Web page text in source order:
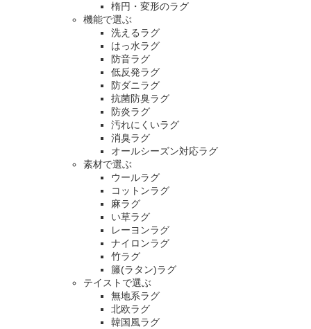
楕円・変形のラグ
機能で選ぶ
洗えるラグ
はっ水ラグ
防音ラグ
低反発ラグ
防ダニラグ
抗菌防臭ラグ
防炎ラグ
汚れにくいラグ
消臭ラグ
オールシーズン対応ラグ
素材で選ぶ
ウールラグ
コットンラグ
麻ラグ
い草ラグ
レーヨンラグ
ナイロンラグ
竹ラグ
籐(ラタン)ラグ
テイストで選ぶ
無地系ラグ
北欧ラグ
韓国風ラグ